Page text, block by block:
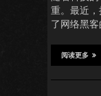
重。最近
了网络黑
阅读更多